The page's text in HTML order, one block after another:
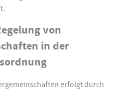
von
in der
erfolgt durch